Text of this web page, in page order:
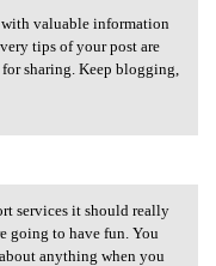
us with
valuable information
tips of your post are
sharing. Keep blogging,
services it should really
going to have fun. You
anything when you